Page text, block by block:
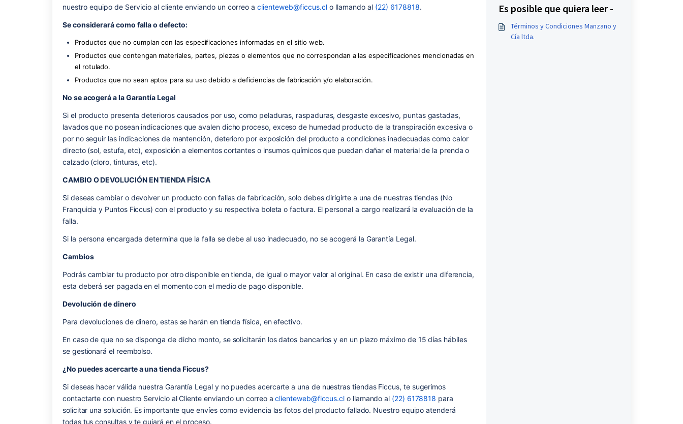
nuestro equipo de Servicio al cliente enviando un correo a clienteweb@ficcus.cl o llamando al (22) 6178818.
Se considerará como falla o defecto:
Productos que no cumplan con las especificaciones informadas en el sitio web.
Productos que contengan materiales, partes, piezas o elementos que no correspondan a las especificaciones mencionadas en
el rotulado.
Productos que no sean aptos para su uso debido a deficiencias de fabricación y/o elaboración.
No se acogerá a la Garantía Legal
Si el producto presenta deterioros causados por uso, como peladuras, raspaduras, desgaste excesivo, puntas gastadas,
lavados que no posean indicaciones que avalen dicho proceso, exceso de humedad producto de la transpiración excesiva o
por no seguir las indicaciones de mantención, deterioro por exposición del producto a condiciones inadecuadas como calor
directo (sol, estufa, etc), exposición a elementos cortantes o insumos químicos que puedan dañar el material de la prenda o
calzado (cloro, tinturas, etc).
CAMBIO O DEVOLUCIÓN EN TIENDA FÍSICA
Si deseas cambiar o devolver un producto con fallas de fabricación, solo debes dirigirte a una de nuestras tiendas (No
Franquicia y Puntos Ficcus) con el producto y su respectiva boleta o factura. El personal a cargo realizará la evaluación de la
falla.
Si la persona encargada determina que la falla se debe al uso inadecuado, no se acogerá la Garantía Legal.
Cambios
Podrás cambiar tu producto por otro disponible en tienda, de igual o mayor valor al original. En caso de existir una diferencia,
esta deberá ser pagada en el momento con el medio de pago disponible.
Devolución de dinero
Para devoluciones de dinero, estas se harán en tienda física, en efectivo.
En caso de que no se disponga de dicho monto, se solicitarán los datos bancarios y en un plazo máximo de 15 días hábiles
se gestionará el reembolso.
¿No puedes acercarte a una tienda Ficcus?
Si deseas hacer válida nuestra Garantía Legal y no puedes acercarte a una de nuestras tiendas Ficcus, te sugerimos
contactarte con nuestro Servicio al Cliente enviando un correo a clienteweb@ficcus.cl o llamando al (22) 6178818 para
solicitar una solución. Es importante que envíes como evidencia las fotos del producto fallado. Nuestro equipo atenderá
todas tus consultas y te guiará en el proceso.
Es posible que quiera leer -
Términos y Condiciones Manzano y
Cía ltda.